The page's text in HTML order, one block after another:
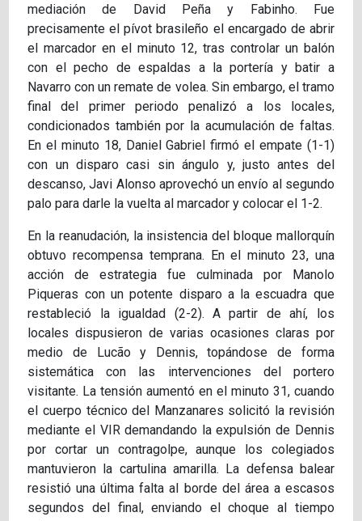
mediación de David Peña y Fabinho. Fue
precisamente el pívot brasileño el encargado de abrir
el marcador en el minuto 12, tras controlar un balón
con el pecho de espaldas a la portería y batir a
Navarro con un remate de volea. Sin embargo, el tramo
final del primer periodo penalizó a los locales,
condicionados también por la acumulación de faltas.
En el minuto 18, Daniel Gabriel firmó el empate (1-1)
con un disparo casi sin ángulo y, justo antes del
descanso, Javi Alonso aprovechó un envío al segundo
palo para darle la vuelta al marcador y colocar el 1-2.
En la reanudación, la insistencia del bloque mallorquín
obtuvo recompensa temprana. En el minuto 23, una
acción de estrategia fue culminada por Manolo
Piqueras con un potente disparo a la escuadra que
restableció la igualdad (2-2). A partir de ahí, los
locales dispusieron de varias ocasiones claras por
medio de Lucão y Dennis, topándose de forma
sistemática con las intervenciones del portero
visitante. La tensión aumentó en el minuto 31, cuando
el cuerpo técnico del Manzanares solicitó la revisión
mediante el VIR demandando la expulsión de Dennis
por cortar un contragolpe, aunque los colegiados
mantuvieron la cartulina amarilla. La defensa balear
resistió una última falta al borde del área a escasos
segundos del final, enviando el choque al tiempo